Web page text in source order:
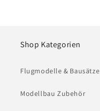
Shop Kategorien
Flugmodelle & Bausätze
Modellbau Zubehör